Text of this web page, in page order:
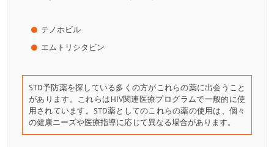
テノホビル
エムトリシタビン
STD予防薬を探している多くの方がこれらの薬に出会うこと
があります。これらはHIV関連医療プログラムで一般的に使
用されています。STD薬としてのこれらの薬の使用は、個々
の健康ニーズや医療指導に応じて異なる場合があります。